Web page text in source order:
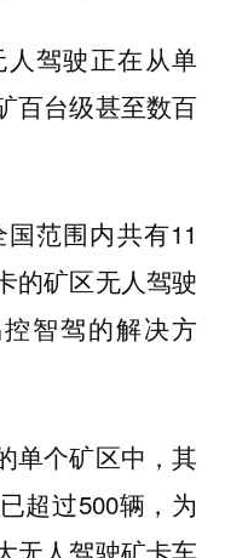
驾驶正在从单
百台级甚至数百
范围内共有11
的矿区无人驾驶
智驾的解决方
单个矿区中，其
超过500辆，为
无人驾驶矿卡车